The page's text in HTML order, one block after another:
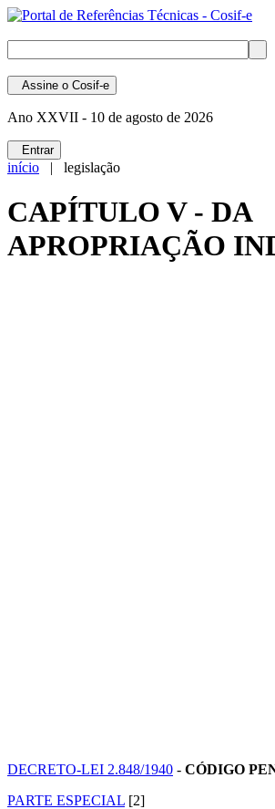
Assine o Cosif-e
Ano XXVII - 10 de agosto de 2026
Entrar
início | legislação
CAPÍTULO V - DA
APROPRIAÇÃO
DECRETO-LEI 2.848/1940 - CÓDIGO
PARTE ESPECIAL [2]